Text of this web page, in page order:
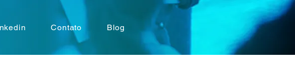
Contato Blog